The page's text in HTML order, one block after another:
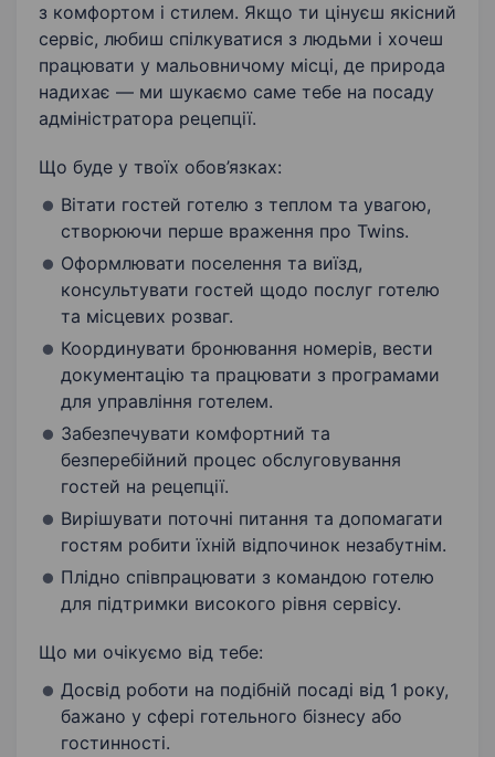
з комфортом і стилем. Якщо ти цінуєш якісний
сервіс, любиш спілкуватися з людьми і хочеш
працювати у мальовничому місці, де природа
надихає — ми шукаємо саме тебе на посаду
адміністратора рецепції.
Що буде у твоїх обов’язках:
Вітати гостей готелю з теплом та увагою,
створюючи перше враження про Twins.
Оформлювати поселення та виїзд,
консультувати гостей щодо послуг готелю
та місцевих розваг.
Координувати бронювання номерів, вести
документацію та працювати з програмами
для управління готелем.
Забезпечувати комфортний та
безперебійний процес обслуговування
гостей на рецепції.
Вирішувати поточні питання та допомагати
гостям робити їхній відпочинок незабутнім.
Плідно співпрацювати з командою готелю
для підтримки високого рівня сервісу.
Що ми очікуємо від тебе:
Досвід роботи на подібній посаді від 1 року,
бажано у сфері готельного бізнесу або
гостинності.